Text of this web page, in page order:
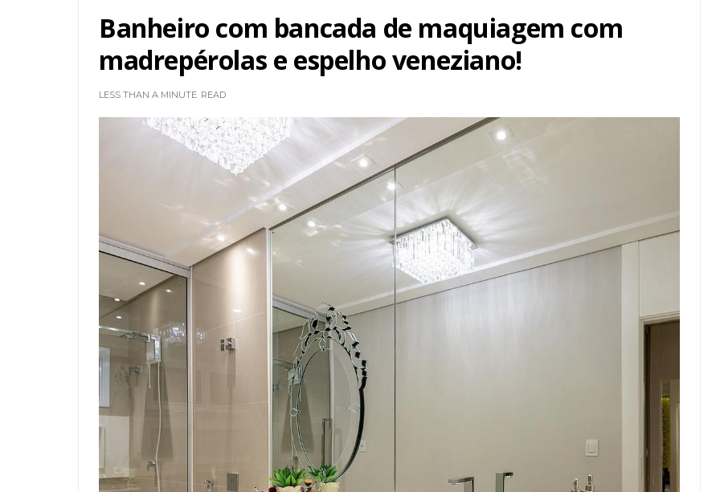
Banheiro com bancada de maquiagem com
madrepérolas e espelho veneziano!
LESS THAN A MINUTE READ